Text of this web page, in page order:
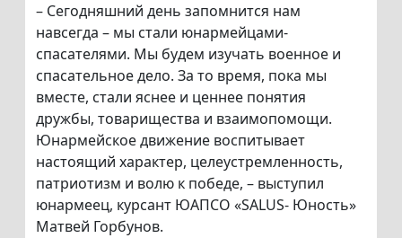
– Сегодняшний день запомнится нам
навсегда – мы стали юнармейцами-
спасателями. Мы будем изучать военное и
спасательное дело. За то время, пока мы
вместе, стали яснее и ценнее понятия
дружбы, товарищества и взаимопомощи.
Юнармейское движение воспитывает
настоящий характер, целеустремленность,
патриотизм и волю к победе, – выступил
юнармеец, курсант ЮАПСО «SALUS- Юность»
Матвей Горбунов.